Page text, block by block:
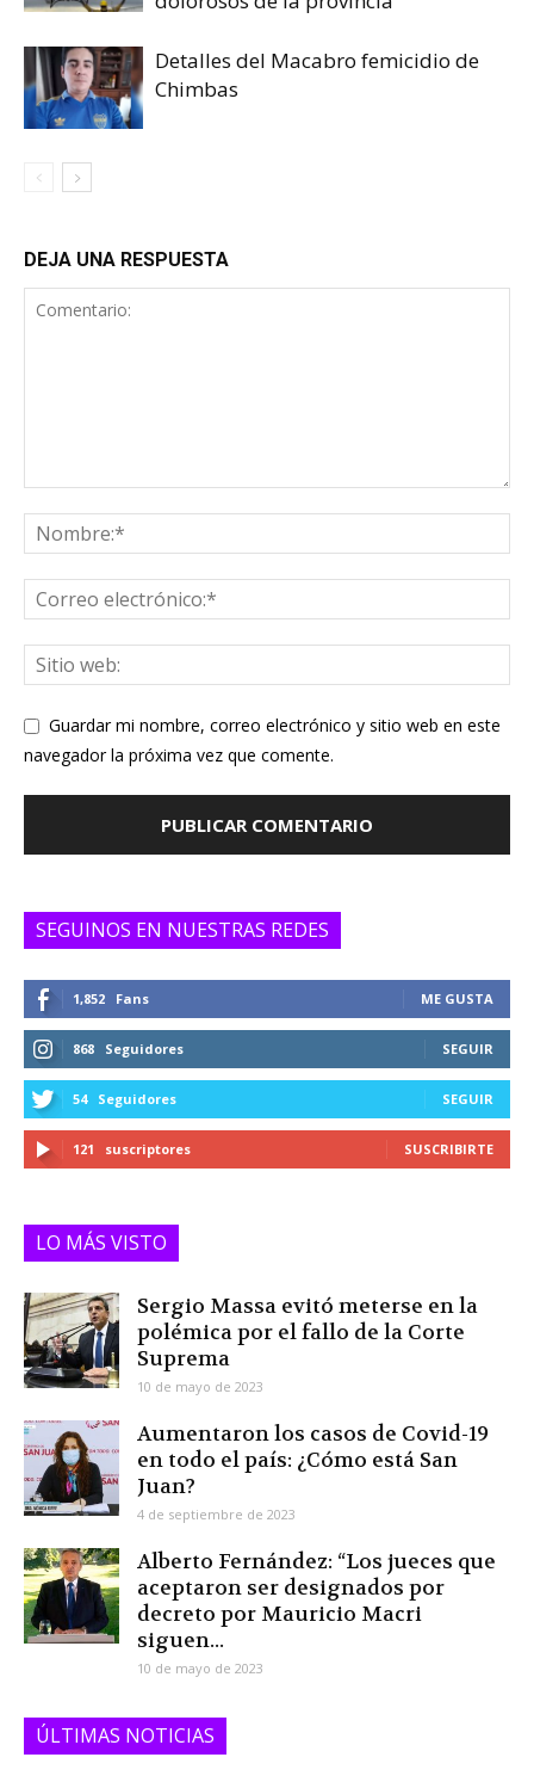
Detalles del Macabro femicidio de
Chimbas
DEJA UNA RESPUESTA
Guardar mi nombre, correo electrónico y sitio web en este
navegador la próxima vez que comente.
SEGUINOS EN NUESTRAS REDES
1,852 Fans ME GUSTA
868 Seguidores SEGUIR
54 Seguidores SEGUIR
121 suscriptores SUSCRIBIRTE
LO MÁS VISTO
Sergio Massa evitó meterse en la
polémica por el fallo de la Corte
Suprema
10 de mayo de 2023
Aumentaron los casos de Covid-19
en todo el país: ¿Cómo está San
Juan?
4 de septiembre de 2023
Alberto Fernández: “Los jueces que
aceptaron ser designados por
decreto por Mauricio Macri
siguen...
10 de mayo de 2023
ÚLTIMAS NOTICIAS